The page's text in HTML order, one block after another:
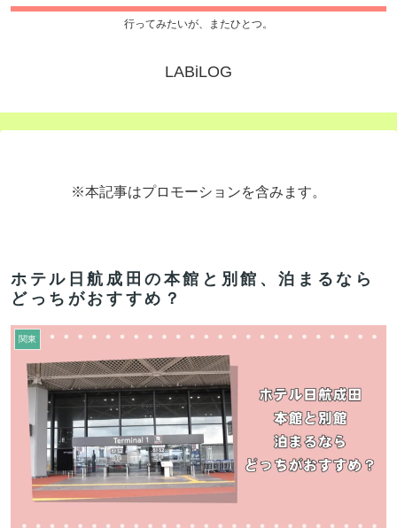
行ってみたいが、またひとつ。
LABiLOG
※本記事はプロモーションを含みます。
ホテル日航成田の本館と別館、泊まるなら
どっちがおすすめ？
関東